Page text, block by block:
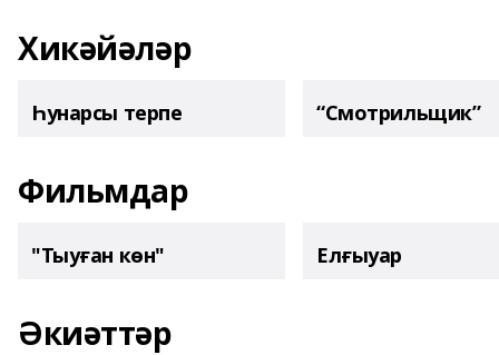
Хикәйәләр
Һунарсы терпе “Смотрильщик”
Фильмдар
"Тыуған көн" Елғыуар
Әкиәттәр